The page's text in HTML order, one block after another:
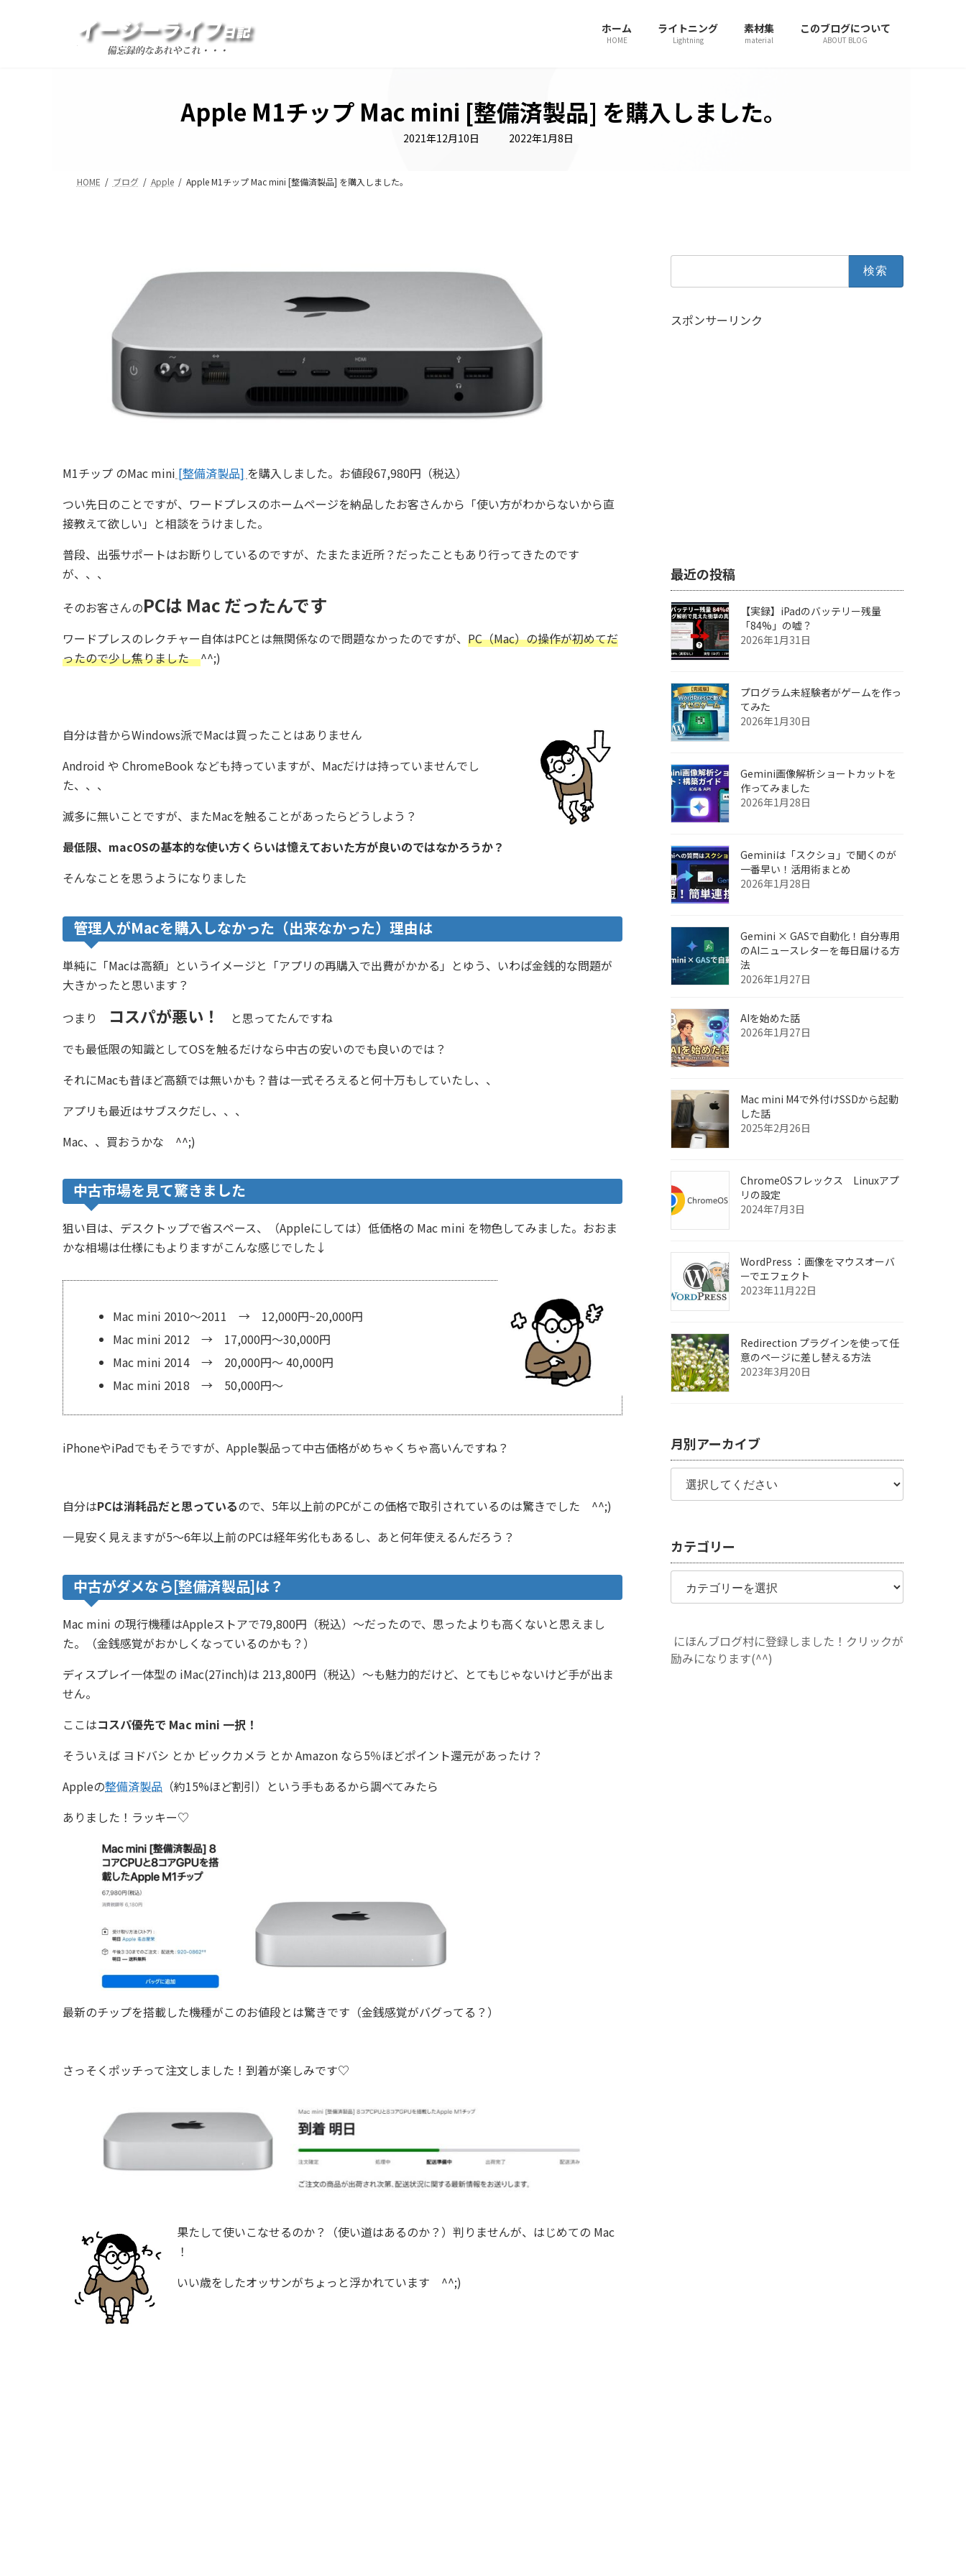
ホーム
HOME
ライトニング
Lightning
素材集
material
このブログについて
ABOUT BLOG
Apple M1チップ Mac mini [整備済製品] を購入しました。
2021年12月10日 最
終
2022年1月8日
HOME ブログ Apple Apple M1チップ Mac mini [整備済製品] を購入しました。
M1チップ のMac mini [整備済製品] を購入しました。お値段67,980円（税込）
つい先日のことですが、ワードプレスのホームページを納品したお客さんから「使い方がわからないから直
接教えて欲しい」と相談をうけました。
普段、出張サポートはお断りしているのですが、たまたま近所？だったこともあり行ってきたのです
が、、、
そのお客さんのPCは Mac だったんです
ワードプレスのレクチャー自体はPCとは無関係なので問題なかったのですが、 PC（Mac）の操作が初めてだ
ったので少し焦りました^^;)
自分は昔からWindows派でMacは買ったことはありません
Android や ChromeBook なども持っていますが、Macだけは持っていませんでし
た、、、
滅多に無いことですが、またMacを触ることがあったらどうしよう？
最低限、macOSの基本的な使い方くらいは憶えておいた方が良いのではなかろうか？
そんなことを思うようになりました
管理人がMacを購入しなかった（出来なかった）理由は
単純に「Macは高額」というイメージと「アプリの再購入で出費がかかる」とゆう、いわば金銭的な問題が
大きかったと思います？
つまり
コスパが悪い！
と思ってたんですね
でも最低限の知識としてOSを触るだけなら中古の安いのでも良いのでは？
それにMacも昔ほど高額では無いかも？昔は一式そろえると何十万もしていたし、、
アプリも最近はサブスクだし、、、
Mac、、買おうかな ^^;)
中古市場を見て驚きました
狙い目は、デスクトップで省スペース、（Appleにしては）低価格の Mac mini を物色してみました。おおま
かな相場は仕様にもよりますがこんな感じでした↓
Mac mini 2010～2011 → 12,000円~20,000円
Mac mini 2012 → 17,000円～30,000円
Mac mini 2014 → 20,000円～ 40,000円
Mac mini 2018 → 50,000円～
iPhoneやiPadでもそうですが、Apple製品って中古価格がめちゃくちゃ高いんですね？
自分はPCは消耗品だと思っているので、5年以上前のPCがこの価格で取引されているのは驚きでした ^^;)
一見安く見えますが5～6年以上前のPCは経年劣化もあるし、あと何年使えるんだろう？
中古がダメなら[整備済製品]は？
Mac mini の現行機種はAppleストアで79,800円（税込）～だったので、思ったよりも高くないと思えまし
た。（金銭感覚がおかしくなっているのかも？）
ディスプレイ一体型の iMac(27inch)は 213,800円（税込）～も魅力的だけど、とてもじゃないけど手が出ま
せん。
ここはコスパ優先で Mac mini 一択！
そういえば ヨドバシ とか ビックカメラ とか Amazon なら5％ほどポイント還元があったけ？
Appleの整備済製品 （約15%ほど割引）という手もあるから調べてみたら
ありました！ラッキー♡
最新のチップを搭載した機種がこのお値段とは驚きです（金銭感覚がバグってる？）
さっそくポッチって注文しました！到着が楽しみです♡
果たして使いこなせるのか？（使い道はあるのか？）判りませんが、はじめての Mac
！
いい歳をしたオッサンがちょっと浮かれています ^^;)
スポンサーリンク
最近の投稿
【実録】iPadのバッテリー残量
「84%」の嘘？
2026年1月31日
プログラム未経験者がゲームを作っ
てみた
2026年1月30日
Gemini画像解析ショートカットを
作ってみました
2026年1月28日
Geminiは「スクショ」で聞くのが
一番早い！活用術まとめ
2026年1月28日
Gemini × GASで自動化！自分専用
のAIニュースレターを毎日届ける方
法
2026年1月27日
AIを始めた話
2026年1月27日
Mac mini M4で外付けSSDから起動
した話
2025年2月26日
ChromeOSフレックス Linuxアプ
リの設定
2024年7月3日
WordPress ：画像をマウスオーバ
ーでエフェクト
2023年11月22日
Redirection プラグインを使って任
意のページに差し替える方法
2023年3月20日
月別アーカイブ
カテゴリー
カ
ゴ
ー
にほんブログ村に登録しました！クリックが
励みになります(^^)